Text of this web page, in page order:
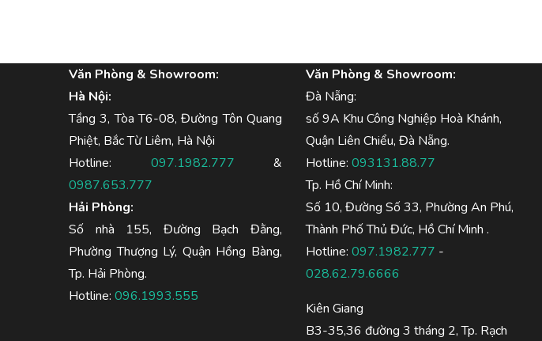
Văn Phòng & Showroom:
Hà Nội:
Tầng 3, Tòa T6-08, Đường Tôn Quang
Phiệt, Bắc Từ Liêm, Hà Nội
Hotline: 097.1982.777 &
0987.653.777
Hải Phòng:
Số nhà 155, Đường Bạch Đằng,
Phường Thượng Lý, Quận Hồng Bàng,
Tp. Hải Phòng.
Hotline: 096.1993.555
Văn Phòng & Showroom:
Đà Nẵng:
số 9A Khu Công Nghiệp Hoà Khánh,
Quận Liên Chiểu, Đà Nẵng.
Hotline: 093131.88.77
Tp. Hồ Chí Minh:
Số 10, Đường Số 33, Phường An Phú,
Thành Phố Thủ Đức, Hồ Chí Minh .
Hotline: 097.1982.777 -
028.62.79.6666
Kiên Giang
B3-35,36 đường 3 tháng 2, Tp. Rạch